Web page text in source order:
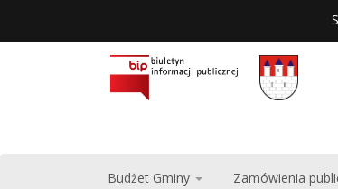
Budżet Gminy Zamówienia